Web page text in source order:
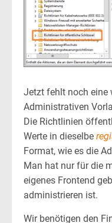
Jetzt fehlt noch eine
Administrativen
Die Richtlinien
Werte in dieselbe
Format, wie es die
Man hat nur für die
eigenes Frontend
administrieren ist.
Wir benötigen den